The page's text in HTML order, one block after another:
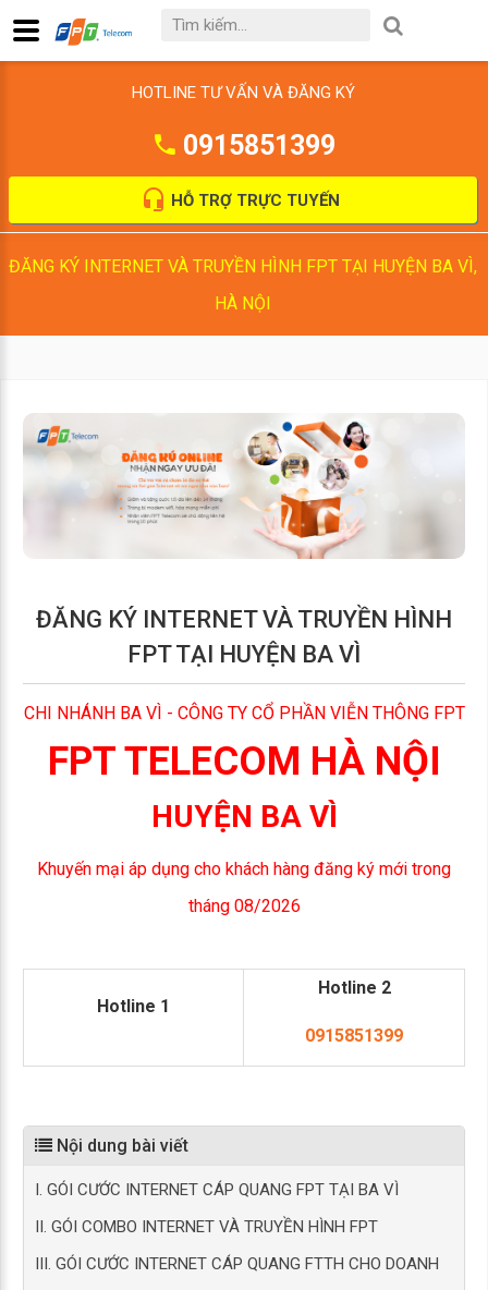
HOTLINE TƯ VẤN VÀ ĐĂNG KÝ
0915851399
HỖ TRỢ TRỰC TUYẾN
ĐĂNG KÝ INTERNET VÀ TRUYỀN HÌNH FPT TẠI HUYỆN BA VÌ,
HÀ NỘI
ĐĂNG KÝ INTERNET VÀ TRUYỀN HÌNH
FPT TẠI HUYỆN BA VÌ
CHI NHÁNH BA VÌ - CÔNG TY CỔ PHẦN VIỄN THÔNG FPT
FPT TELECOM HÀ NỘI
HUYỆN BA VÌ
Khuyến mại áp dụng cho khách hàng đăng ký mới trong
tháng 08/2026
Hotline 1
Hotline 2
0915851399
Nội dung bài viết
I. GÓI CƯỚC INTERNET CÁP QUANG FPT TẠI BA VÌ
II. GÓI COMBO INTERNET VÀ TRUYỀN HÌNH FPT
III. GÓI CƯỚC INTERNET CÁP QUANG FTTH CHO DOANH